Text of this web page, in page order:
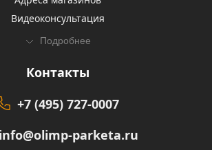
Видеоконсультация
Подробнее
Контакты
+7 (495) 727-0007
info@olimp-parketa.ru